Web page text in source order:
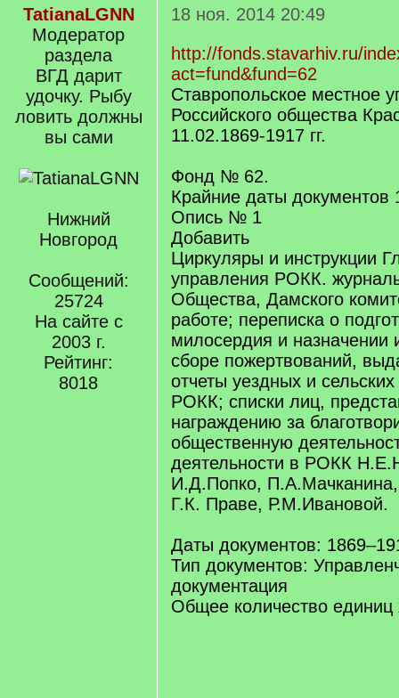
TatianaLGNN
Модератор
раздела
ВГД дарит
удочку. Рыбу
ловить должны
вы сами
Нижний
Новгород
Сообщений:
25724
На сайте с
2003 г.
Рейтинг:
8018
18 ноя. 2014 20:49
http://fonds.stavarhiv.ru/
act=fund&fund=62
Ставропольское местное
Российского общества
11.02.1869-1917 гг.
Фонд № 62.
Крайние даты документов
Опись № 1
Добавить
Циркуляры и инструкции
управления РОКК.
Общества, Дамского
работе; переписка о
милосердия и назначении
сборе пожертвований,
отчеты уездных и сельских
РОКК; списки лиц,
награждению за
общественную
деятельности в РОКК
И.Д.Попко,
Г.К. Праве, Р.М.Ивановой.
Даты документов:
Тип документов:
документация
Общее количество единиц